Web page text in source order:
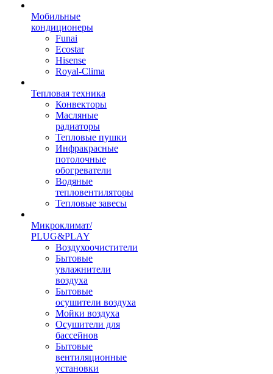
Мобильные
кондиционеры
Funai
Ecostar
Hisense
Royal-Clima
Тепловая техника
Конвекторы
Масляные
радиаторы
Тепловые пушки
Инфракрасные
потолочные
обогреватели
Водяные
тепловентиляторы
Тепловые завесы
Микроклимат/
PLUG&PLAY
Воздухоочистители
Бытовые
увлажнители
воздуха
Бытовые
осушители воздуха
Мойки воздуха
Осушители для
бассейнов
Бытовые
вентиляционные
установки